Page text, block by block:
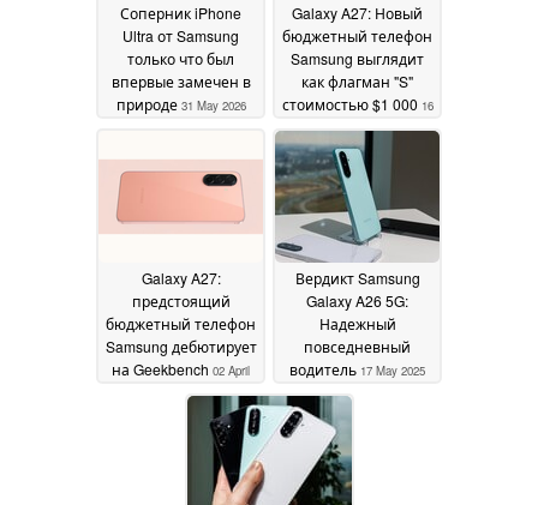
Соперник iPhone
Ultra от Samsung
только что был
впервые замечен в
природе 31 May 2026
Galaxy A27: Новый
бюджетный телефон
Samsung выглядит
как флагман "S"
стоимостью $1 000 16
April 2026
Galaxy A27:
предстоящий
бюджетный телефон
Samsung дебютирует
на Geekbench 02 April
2026
Вердикт Samsung
Galaxy A26 5G:
Надежный
повседневный
водитель 17 May 2025